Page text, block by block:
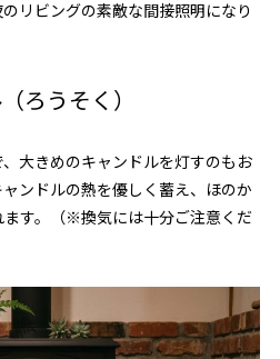
リビングの素敵な間接照明になり
ろうそく）
大きめのキャンドルを灯すのもお
ンドルの熱を優しく蓄え、ほのか
す。（※換気には十分ご注意くだ